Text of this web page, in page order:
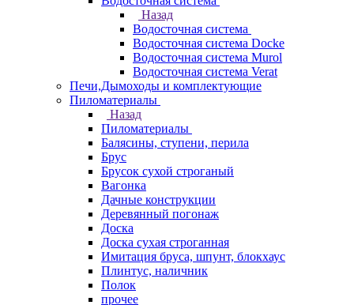
Назад
Водосточная система
Водосточная система Docke
Водосточная система Murol
Водосточная система Verat
Печи,Дымоходы и комплектующие
Пиломатериалы
Назад
Пиломатериалы
Балясины, ступени, перила
Брус
Брусок сухой строганый
Вагонка
Дачные конструкции
Деревянный погонаж
Доска
Доска сухая строганная
Имитация бруса, шпунт, блокхаус
Плинтус, наличник
Полок
прочее